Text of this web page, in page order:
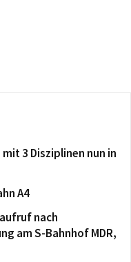
3 Disziplinen nun in
A4
nach
am S-Bahnhof MDR,